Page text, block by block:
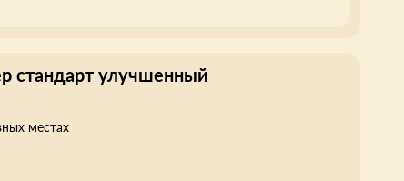
стандарт улучшенный
местах